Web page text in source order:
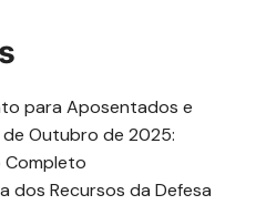
para Aposentados e
Outubro de 2025:
Completo
dos Recursos da Defesa